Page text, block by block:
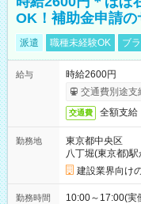
OK！補助金申請
派遣 職種未経験OK ブ
給与
時給2600円
交通費別途支
交通費 全額支給
勤務地
東京都中央区
八丁堀(東京都)
建設業界向け
勤務時間
10:00～17:00(